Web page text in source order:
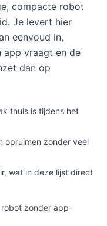
compacte robot
Je levert hier
eenvoud in,
app vraagt en de
dan op
thuis is tijdens het
opruimen zonder veel
wat in deze lijst direct
robot zonder app-